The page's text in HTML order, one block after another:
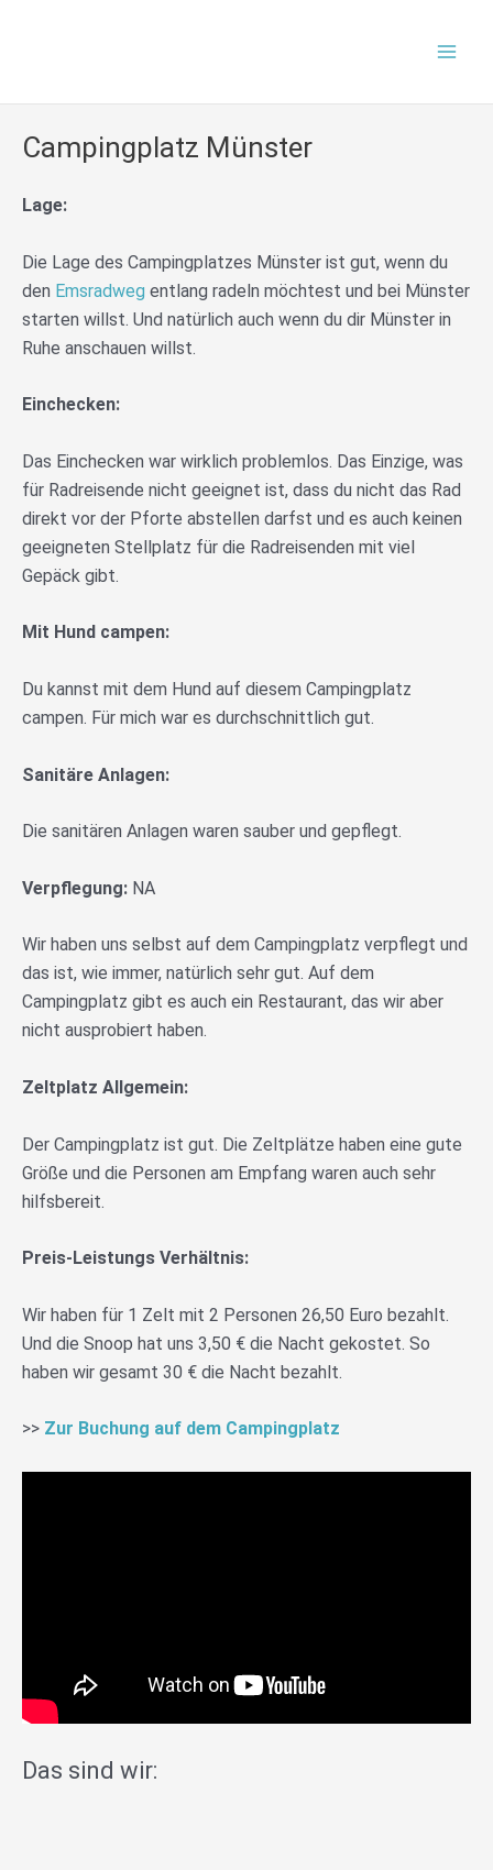
Campingplatz Münster
Lage:
Die Lage des Campingplatzes Münster ist gut, wenn du
den Emsradweg entlang radeln möchtest und bei Münster
starten willst. Und natürlich auch wenn du dir Münster in
Ruhe anschauen willst.
Einchecken:
Das Einchecken war wirklich problemlos. Das Einzige, was
für Radreisende nicht geeignet ist, dass du nicht das Rad
direkt vor der Pforte abstellen darfst und es auch keinen
geeigneten Stellplatz für die Radreisenden mit viel
Gepäck gibt.
Mit Hund campen:
Du kannst mit dem Hund auf diesem Campingplatz
campen. Für mich war es durchschnittlich gut.
Sanitäre Anlagen:
Die sanitären Anlagen waren sauber und gepflegt.
Verpflegung: NA
Wir haben uns selbst auf dem Campingplatz verpflegt und
das ist, wie immer, natürlich sehr gut. Auf dem
Campingplatz gibt es auch ein Restaurant, das wir aber
nicht ausprobiert haben.
Zeltplatz Allgemein:
Der Campingplatz ist gut. Die Zeltplätze haben eine gute
Größe und die Personen am Empfang waren auch sehr
hilfsbereit.
Preis-Leistungs Verhältnis:
Wir haben für 1 Zelt mit 2 Personen 26,50 Euro bezahlt.
Und die Snoop hat uns 3,50 € die Nacht gekostet. So
haben wir gesamt 30 € die Nacht bezahlt.
>> Zur Buchung auf dem Campingplatz
Das sind wir: